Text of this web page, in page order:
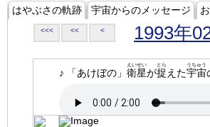
はやぶさの軌跡 宇宙からのメッセージ
<<< << < 1993年
♪ 「あけぼの」 衛星
えいせい
が捉
とら
えた宇宙
うちゅう